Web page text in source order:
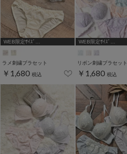
WEB限定ｻｲｽﾞ
ラメ刺繍ブラセット
￥1,680 税込
WEB限定ｻｲｽﾞ
リボン刺繍ブラセット
￥1,680 税込